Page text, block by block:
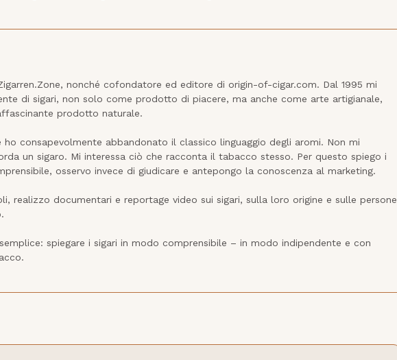
nonché cofondatore ed editore di origin-of-cigar.com. Dal 1995 mi
di sigari, non solo come prodotto di piacere, ma anche come arte artigianale,
prodotto naturale.
ho consapevolmente abbandonato il classico linguaggio degli aromi. Non mi
un sigaro. Mi interessa ciò che racconta il tabacco stesso. Per questo spiego i
osservo invece di giudicare e antepongo la conoscenza al marketing.
realizzo documentari e reportage video sui sigari, sulla loro origine e sulle persone
spiegare i sigari in modo comprensibile – in modo indipendente e con